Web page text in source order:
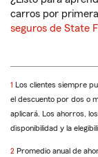
carros por
seguros de State
Regresar
a
la
referencia
1 Los clientes siempre
el descuento por dos o
aplicará. Los ahorros,
disponibilidad y la
Regresar
2 Promedio anual de